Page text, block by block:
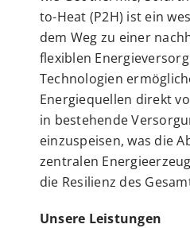
to-Heat (P2H) ist ein
dem Weg zu einer
flexiblen
Technologien
Energiequellen direkt
in bestehende
einzuspeisen, was die
zentralen
die Resilienz des
Unsere Leistungen